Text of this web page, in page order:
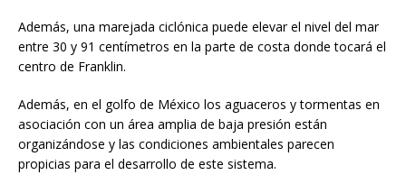
Además, una marejada ciclónica puede elevar el nivel del mar
entre 30 y 91 centímetros en la parte de costa donde tocará el
centro de Franklin.
Además, en el golfo de México los aguaceros y tormentas en
asociación con un área amplia de baja presión están
organizándose y las condiciones ambientales parecen
propicias para el desarrollo de este sistema.